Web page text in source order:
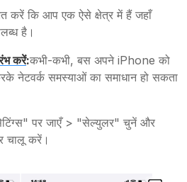
करें कि आप एक ऐसे क्षेत्र में हैं जहाँ
है।
करें:कभी-कभी, बस अपने iPhone को
नेटवर्क समस्याओं का समाधान हो सकता
पर जाएँ > "सेल्युलर" चुनें और
चालू करें।